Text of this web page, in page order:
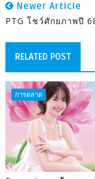
Newer Article
PTG โชว์ศักยภาพปี
RELATED POST
การตลาด